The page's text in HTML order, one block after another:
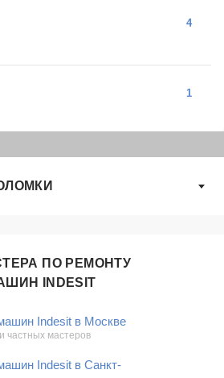
4
1
ПО РЕМОНТУ
INDESIT
Indesit в Москве
частных мастеров
Indesit в Санкт-